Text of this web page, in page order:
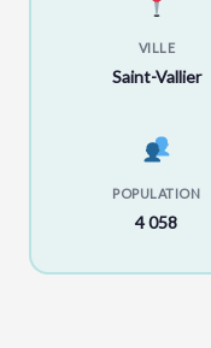
VILLE
Saint-Vallier
POPULATION
4 058